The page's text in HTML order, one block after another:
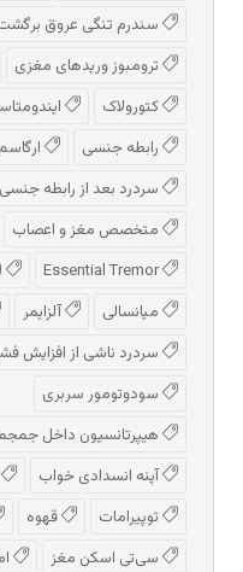
سندرم تنگی عروق
ترومبوز وریدهای مغزی
کتورولاک
رابطه جنسی
ارگاسم
سردرد بعد از رابطه جنسی
متخصص مغز و اعصاب
میانسالی
آلزایمر
سردرد ناشی از افزایش
سودوتومور سربری
هیپرتانسیون داخل
آپنه انسدادی خواب
توپیرامات
قهوه
سی‌تی اسکن مغز